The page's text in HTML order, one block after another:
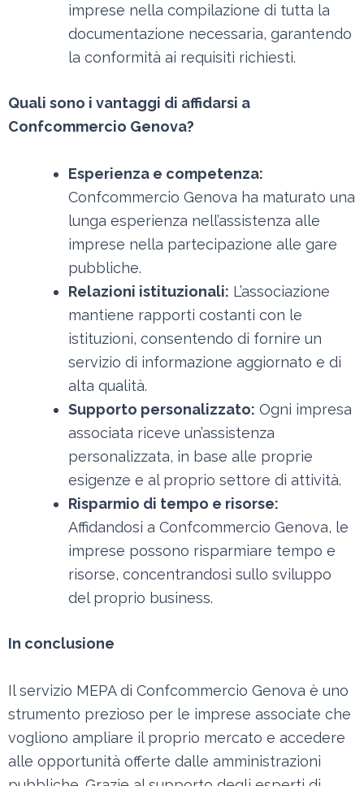
imprese nella compilazione di tutta la
documentazione necessaria, garantendo
la conformità ai requisiti richiesti.
Quali sono i vantaggi di affidarsi a
Confcommercio Genova?
Esperienza e competenza:
Confcommercio Genova ha maturato una
lunga esperienza nell’assistenza alle
imprese nella partecipazione alle gare
pubbliche.
Relazioni istituzionali: L’associazione
mantiene rapporti costanti con le
istituzioni, consentendo di fornire un
servizio di informazione aggiornato e di
alta qualità.
Supporto personalizzato: Ogni impresa
associata riceve un’assistenza
personalizzata, in base alle proprie
esigenze e al proprio settore di attività.
Risparmio di tempo e risorse:
Affidandosi a Confcommercio Genova, le
imprese possono risparmiare tempo e
risorse, concentrandosi sullo sviluppo
del proprio business.
In conclusione
Il servizio MEPA di Confcommercio Genova è uno
strumento prezioso per le imprese associate che
vogliono ampliare il proprio mercato e accedere
alle opportunità offerte dalle amministrazioni